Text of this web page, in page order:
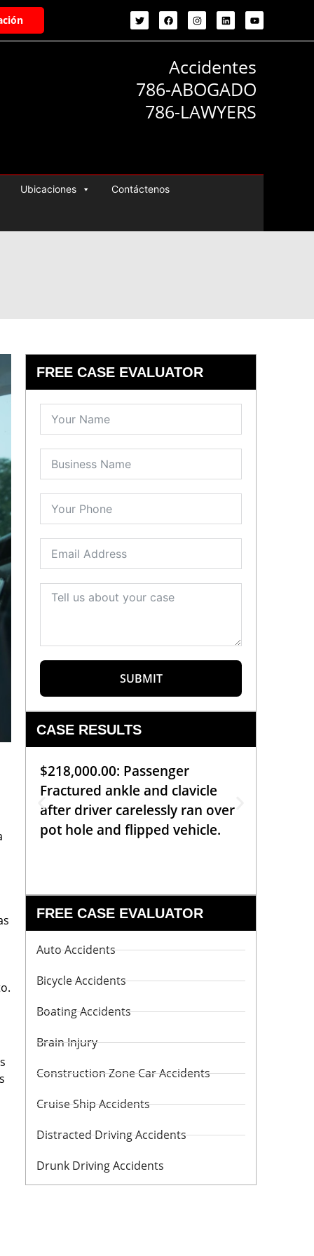
Accidentes
786-ABOGADO
786-LAWYERS
Ubicaciones Contáctenos
FREE CASE EVALUATOR
SUBMIT
CASE RESULTS
$218,000.00: Passenger
Fractured ankle and clavicle
after driver carelessly ran over
pot hole and flipped vehicle.
FREE CASE EVALUATOR
Auto Accidents
Bicycle Accidents
Boating Accidents
Brain Injury
Construction Zone Car Accidents
Cruise Ship Accidents
Distracted Driving Accidents
Drunk Driving Accidents